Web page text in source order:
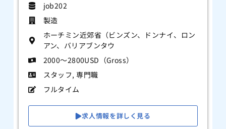
job202
製造
ホーチミン近郊省（ビンズン、ドンナイ、ロン
アン、バリアブンタウ
2000～2800USD（Gross）
スタッフ,専門職
フルタイム
求人情報を詳しく見る